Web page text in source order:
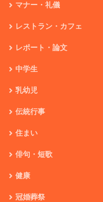
マナー・礼儀
レストラン・カフェ
レポート・論文
中学生
乳幼児
伝統行事
住まい
俳句・短歌
健康
冠婚葬祭